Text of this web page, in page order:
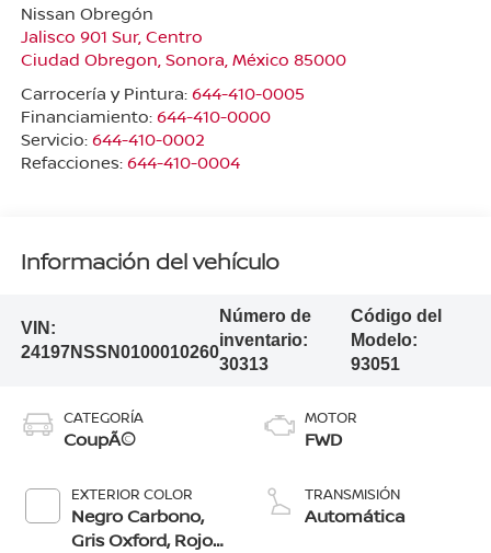
Nissan Obregón
Jalisco 901 Sur, Centro
Ciudad Obregon Sonora , México 85000
Carrocería y Pintura: 644-410-0005
Financiamiento: 644-410-0000
Servicio: 644-410-0002
Refacciones: 644-410-0004
Información del vehículo
VIN:
24197NSSN0100010260
Número de
inventario:
30313
Código del
Modelo:
93051
CATEGORÍA
CoupÃ©
EXTERIOR COLOR
Negro Carbono,
Gris Oxford, Rojo
MOTOR
FWD
TRANSMISIÓN
Automática